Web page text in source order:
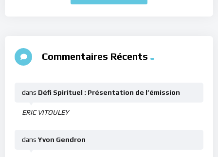
Commentaires Récents
ERIC VITOULEY
dans Défi Spirituel : Présentation de l’émission
dans Yvon Gendron